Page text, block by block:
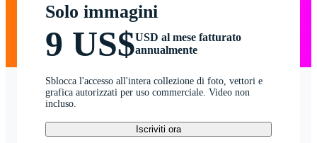
Solo immagini
9 US$USD al mese fatturato
annualmente
Sblocca l'accesso all'intera collezione di foto, vettori e
grafica autorizzati per uso commerciale. Video non
incluso.
Iscriviti ora